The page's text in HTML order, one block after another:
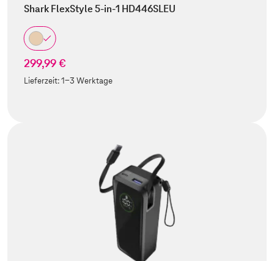
Shark FlexStyle 5-in-1 HD446SLEU
299,99 €
Lieferzeit:1-3 Werktage